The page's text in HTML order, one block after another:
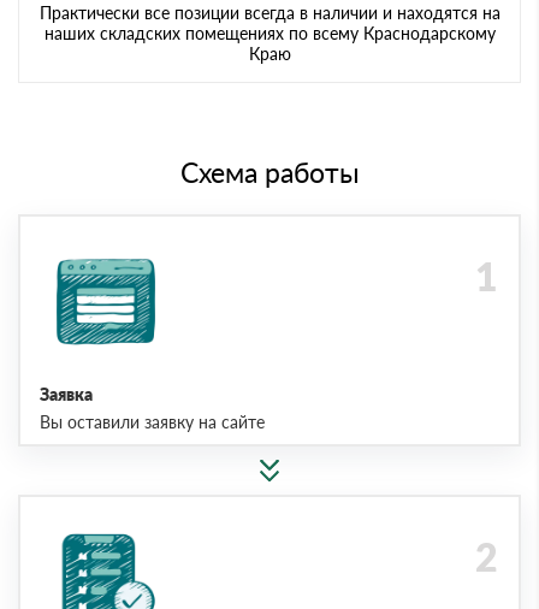
Практически все позиции всегда в наличии и находятся на
наших складских помещениях по всему Краснодарскому
Краю
Схема работы
Заявка
Вы оставили заявку на сайте